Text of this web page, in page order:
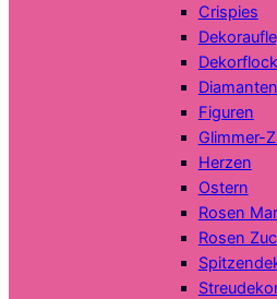
Crispies
Diamanten
Figuren
Glimmer-
Herzen
Ostern
Rosen
Rosen